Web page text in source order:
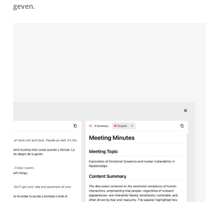
geven.